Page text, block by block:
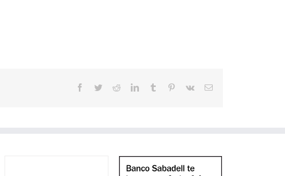
Facebook
TwitterRedditLinkedInTumblr Pinterest
Vk
Correo